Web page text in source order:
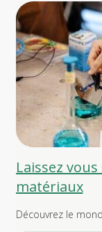
Laissez
matériaux
Découvrez le